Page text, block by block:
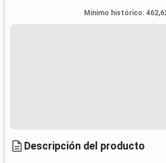
Mínimo histórico:
Descripción del producto